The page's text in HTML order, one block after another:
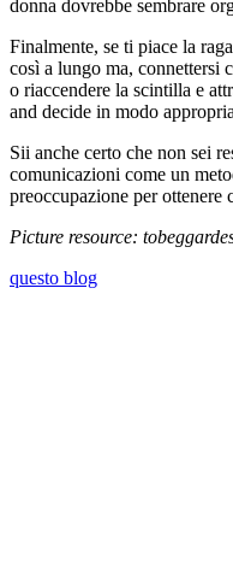
donna dovrebbe sembrare
Finalmente, se ti piace la
così a lungo ma, connettersi
o riaccendere la scintilla e
and decide in modo
Sii anche certo che non sei
comunicazioni come un
preoccupazione per ottenere
Picture resource:
questo blog